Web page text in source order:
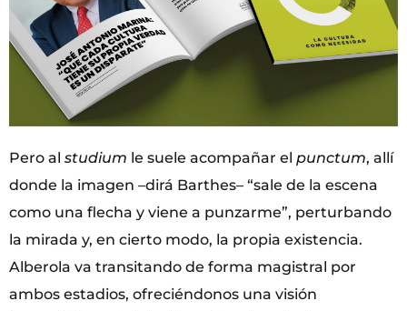
Pero al studium le suele acompañar el punctum, allí
donde la imagen –dirá Barthes– “sale de la escena
como una flecha y viene a punzarme”, perturbando
la mirada y, en cierto modo, la propia existencia.
Alberola va transitando de forma magistral por
ambos estadios, ofreciéndonos una visión